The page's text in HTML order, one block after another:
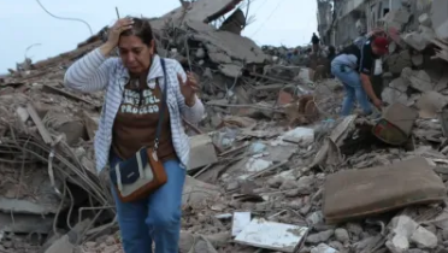
INTERNACIONAL
INTERNACIONAL